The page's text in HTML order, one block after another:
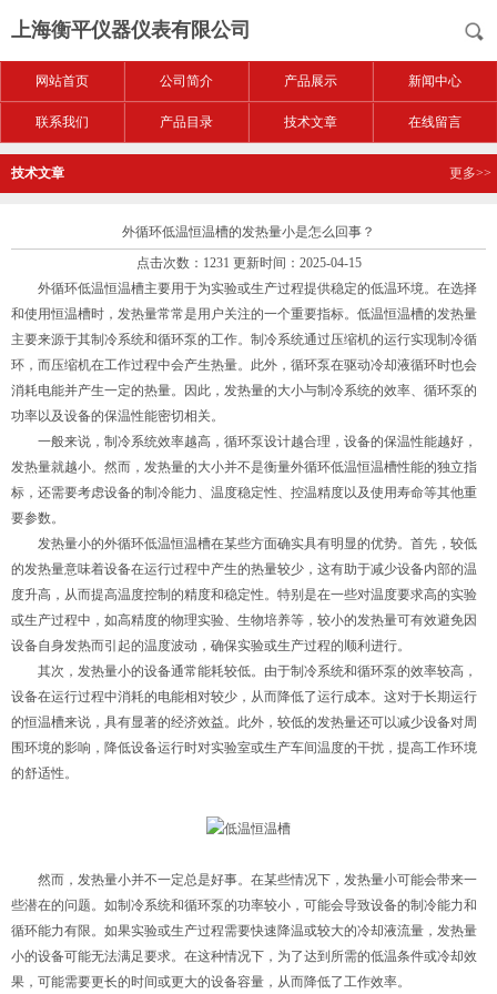
上海衡平仪器仪表有限公司
网站首页 公司简介 产品展示 新闻中心
联系我们 产品目录 技术文章 在线留言
技术文章 更多>>
外循环低温恒温槽的发热量小是怎么回事？
点击次数：1231 更新时间：2025-04-15
外循环低温恒温槽主要用于为实验或生产过程提供稳定的低温环境。在选择
和使用恒温槽时，发热量常常是用户关注的一个重要指标。低温恒温槽的发热量
主要来源于其制冷系统和循环泵的工作。制冷系统通过压缩机的运行实现制冷循
环，而压缩机在工作过程中会产生热量。此外，循环泵在驱动冷却液循环时也会
消耗电能并产生一定的热量。因此，发热量的大小与制冷系统的效率、循环泵的
功率以及设备的保温性能密切相关。
一般来说，制冷系统效率越高，循环泵设计越合理，设备的保温性能越好，
发热量就越小。然而，发热量的大小并不是衡量外循环低温恒温槽性能的独立指
标，还需要考虑设备的制冷能力、温度稳定性、控温精度以及使用寿命等其他重
要参数。
发热量小的外循环低温恒温槽在某些方面确实具有明显的优势。首先，较低
的发热量意味着设备在运行过程中产生的热量较少，这有助于减少设备内部的温
度升高，从而提高温度控制的精度和稳定性。特别是在一些对温度要求高的实验
或生产过程中，如高精度的物理实验、生物培养等，较小的发热量可有效避免因
设备自身发热而引起的温度波动，确保实验或生产过程的顺利进行。
其次，发热量小的设备通常能耗较低。由于制冷系统和循环泵的效率较高，
设备在运行过程中消耗的电能相对较少，从而降低了运行成本。这对于长期运行
的恒温槽来说，具有显著的经济效益。此外，较低的发热量还可以减少设备对周
围环境的影响，降低设备运行时对实验室或生产车间温度的干扰，提高工作环境
的舒适性。
然而，发热量小并不一定总是好事。在某些情况下，发热量小可能会带来一
些潜在的问题。如制冷系统和循环泵的功率较小，可能会导致设备的制冷能力和
循环能力有限。如果实验或生产过程需要快速降温或较大的冷却液流量，发热量
小的设备可能无法满足要求。在这种情况下，为了达到所需的低温条件或冷却效
果，可能需要更长的时间或更大的设备容量，从而降低了工作效率。